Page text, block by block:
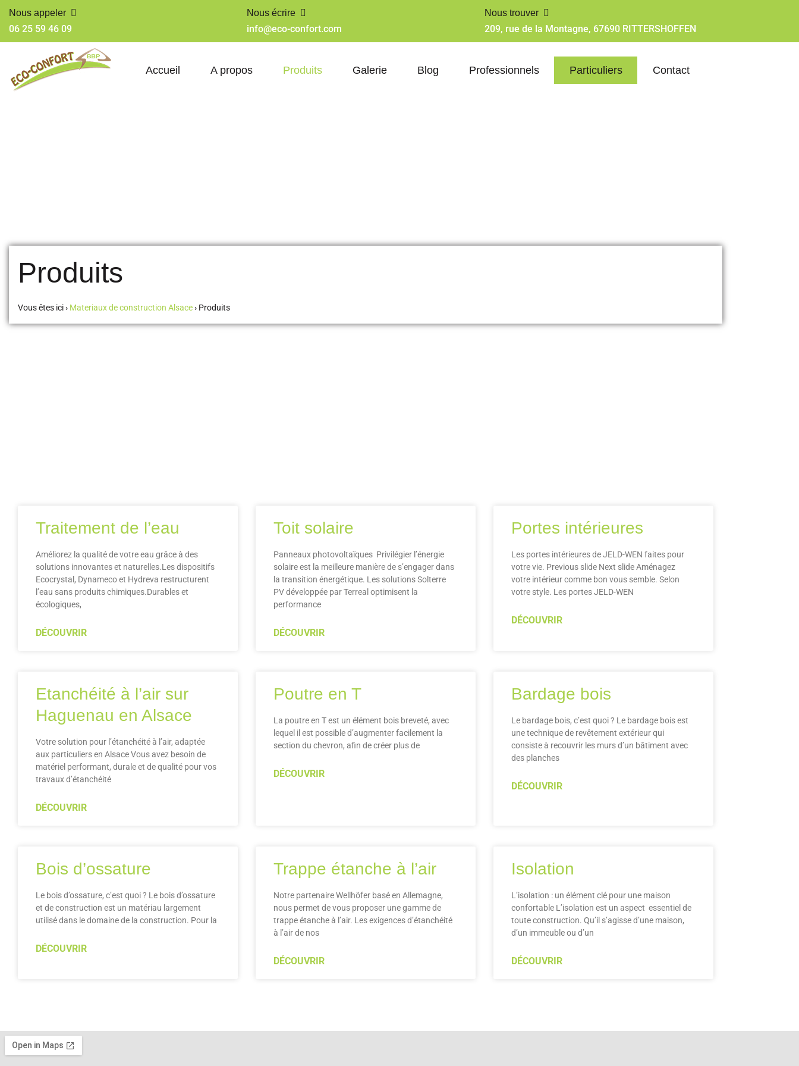
Nous appeler
06 25 59 46 09
Nous écrire
info@eco-confort.com
Nous trouver
209, rue de la Montagne, 67690 RITTERSHOFFEN
Accueil A propos Produits Galerie Blog Professionnels Particuliers Contact
Produits
Vous êtes ici › Materiaux de construction Alsace› Produits
Traitement de l’eau
Améliorez la qualité de votre eau grâce à des
solutions innovantes et naturelles.Les dispositifs
Ecocrystal, Dynameco et Hydreva restructurent
l’eau sans produits chimiques.Durables et
écologiques,
DÉCOUVRIR
Toit solaire
Panneaux photovoltaïques Privilégier l’énergie
solaire est la meilleure manière de s’engager dans
la transition énergétique. Les solutions Solterre
PV développée par Terreal optimisent la
performance
DÉCOUVRIR
Portes intérieures
Les portes intérieures de JELD-WEN faites pour
votre vie. Previous slide Next slide Aménagez
votre intérieur comme bon vous semble. Selon
votre style. Les portes JELD-WEN
DÉCOUVRIR
Etanchéité à l’air sur
Haguenau en Alsace
Votre solution pour l’étanchéité à l’air, adaptée
aux particuliers en Alsace Vous avez besoin de
matériel performant, durale et de qualité pour vos
travaux d’étanchéité
DÉCOUVRIR
Poutre en T
La poutre en T est un élément bois breveté, avec
lequel il est possible d’augmenter facilement la
section du chevron, afin de créer plus de
DÉCOUVRIR
Bardage bois
Le bardage bois, c’est quoi ? Le bardage bois est
une technique de revêtement extérieur qui
consiste à recouvrir les murs d’un bâtiment avec
des planches
DÉCOUVRIR
Bois d’ossature
Le bois d’ossature, c’est quoi ? Le bois d’ossature
et de construction est un matériau largement
utilisé dans le domaine de la construction. Pour la
DÉCOUVRIR
Trappe étanche à l’air
Notre partenaire Wellhöfer basé en Allemagne,
nous permet de vous proposer une gamme de
trappe étanche à l’air. Les exigences d’étanchéité
à l’air de nos
DÉCOUVRIR
Isolation
L’isolation : un élément clé pour une maison
confortable L’isolation est un aspect essentiel de
toute construction. Qu’il s’agisse d’une maison,
d’un immeuble ou d’un
DÉCOUVRIR